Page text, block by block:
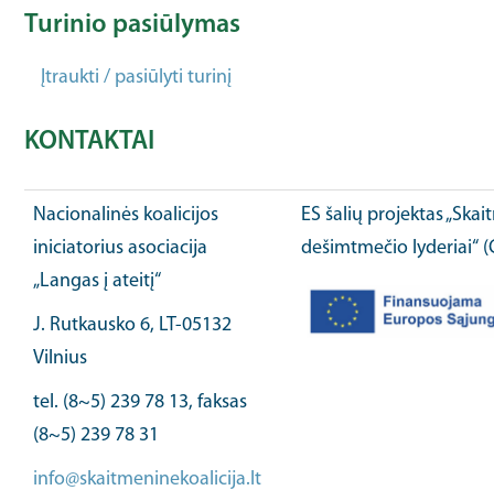
Turinio pasiūlymas
Įtraukti / pasiūlyti turinį
KONTAKTAI
Nacionalinės koalicijos
iniciatorius asociacija
„Langas į ateitį“
J. Rutkausko 6, LT-05132
Vilnius
tel. (8~5) 239 78 13, faksas
(8~5) 239 78 31
info@skaitmeninekoalicija.lt
ES šalių projektas
dešimtmečio lyderiai“